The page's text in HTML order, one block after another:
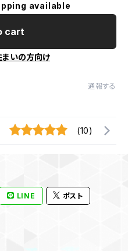
available
cart
いの方向け
通報する
(10)
LINE ポスト